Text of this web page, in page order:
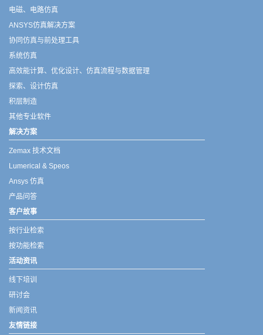
电磁、电路仿真
ANSYS仿真解决方案
协同仿真与前处理工具
系统仿真
高效能计算、优化设计、仿真流程与数据管理
探索、设计仿真
积层制造
其他专业软件
解决方案
Zemax 技术文档
Lumerical & Speos
Ansys 仿真
产品问答
客户故事
按行业检索
按功能检索
活动资讯
线下培训
研讨会
新闻资讯
友情链接